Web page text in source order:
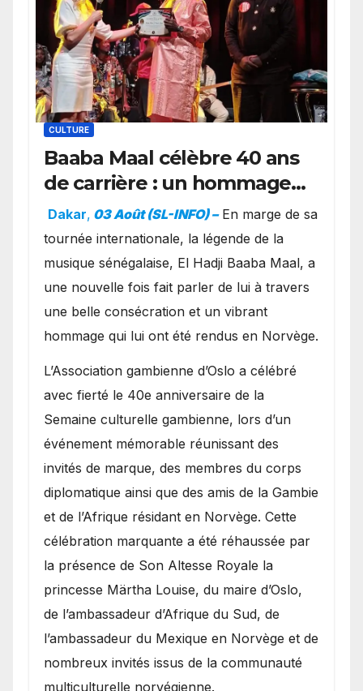
CULTURE
Baaba Maal célèbre 40 ans
de carrière : un hommage
exceptionnel à Oslo en
présence de la famille
royale.
Dakar, 03 Août (SL-INFO) – ​En marge de sa
tournée internationale, la légende de la
musique sénégalaise, El Hadji Baaba Maal, a
une nouvelle fois fait parler de lui à travers
une belle consécration et un vibrant
hommage qui lui ont été rendus en Norvège.
​L’Association gambienne d’Oslo a célébré
avec fierté le 40e anniversaire de la
Semaine culturelle gambienne, lors d’un
événement mémorable réunissant des
invités de marque, des membres du corps
diplomatique ainsi que des amis de la Gambie
et de l’Afrique résidant en Norvège. Cette
célébration marquante a été réhaussée par
la présence de Son Altesse Royale la
princesse Märtha Louise, du maire d’Oslo,
de l’ambassadeur d’Afrique du Sud, de
l’ambassadeur du Mexique en Norvège et de
nombreux invités issus de la communauté
multiculturelle norvégienne.